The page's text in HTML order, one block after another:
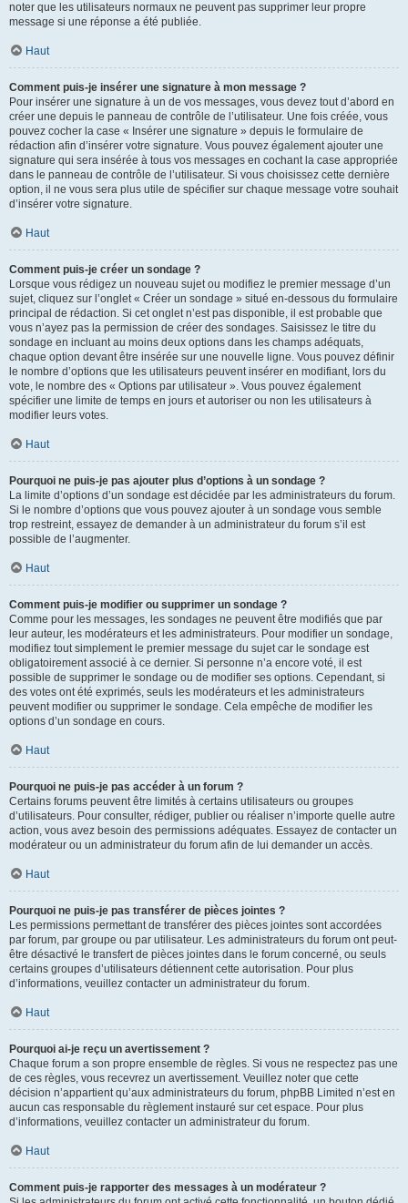
noter que les utilisateurs normaux ne peuvent pas supprimer leur propre
message si une réponse a été publiée.
Haut
Comment puis-je insérer une signature à mon message ?
Pour insérer une signature à un de vos messages, vous devez tout d’abord en
créer une depuis le panneau de contrôle de l’utilisateur. Une fois créée, vous
pouvez cocher la case « Insérer une signature » depuis le formulaire de
rédaction afin d’insérer votre signature. Vous pouvez également ajouter une
signature qui sera insérée à tous vos messages en cochant la case appropriée
dans le panneau de contrôle de l’utilisateur. Si vous choisissez cette dernière
option, il ne vous sera plus utile de spécifier sur chaque message votre souhait
d’insérer votre signature.
Haut
Comment puis-je créer un sondage ?
Lorsque vous rédigez un nouveau sujet ou modifiez le premier message d’un
sujet, cliquez sur l’onglet « Créer un sondage » situé en-dessous du formulaire
principal de rédaction. Si cet onglet n’est pas disponible, il est probable que
vous n’ayez pas la permission de créer des sondages. Saisissez le titre du
sondage en incluant au moins deux options dans les champs adéquats,
chaque option devant être insérée sur une nouvelle ligne. Vous pouvez définir
le nombre d’options que les utilisateurs peuvent insérer en modifiant, lors du
vote, le nombre des « Options par utilisateur ». Vous pouvez également
spécifier une limite de temps en jours et autoriser ou non les utilisateurs à
modifier leurs votes.
Haut
Pourquoi ne puis-je pas ajouter plus d’options à un sondage ?
La limite d’options d’un sondage est décidée par les administrateurs du forum.
Si le nombre d’options que vous pouvez ajouter à un sondage vous semble
trop restreint, essayez de demander à un administrateur du forum s’il est
possible de l’augmenter.
Haut
Comment puis-je modifier ou supprimer un sondage ?
Comme pour les messages, les sondages ne peuvent être modifiés que par
leur auteur, les modérateurs et les administrateurs. Pour modifier un sondage,
modifiez tout simplement le premier message du sujet car le sondage est
obligatoirement associé à ce dernier. Si personne n’a encore voté, il est
possible de supprimer le sondage ou de modifier ses options. Cependant, si
des votes ont été exprimés, seuls les modérateurs et les administrateurs
peuvent modifier ou supprimer le sondage. Cela empêche de modifier les
options d’un sondage en cours.
Haut
Pourquoi ne puis-je pas accéder à un forum ?
Certains forums peuvent être limités à certains utilisateurs ou groupes
d’utilisateurs. Pour consulter, rédiger, publier ou réaliser n’importe quelle autre
action, vous avez besoin des permissions adéquates. Essayez de contacter un
modérateur ou un administrateur du forum afin de lui demander un accès.
Haut
Pourquoi ne puis-je pas transférer de pièces jointes ?
Les permissions permettant de transférer des pièces jointes sont accordées
par forum, par groupe ou par utilisateur. Les administrateurs du forum ont peut-
être désactivé le transfert de pièces jointes dans le forum concerné, ou seuls
certains groupes d’utilisateurs détiennent cette autorisation. Pour plus
d’informations, veuillez contacter un administrateur du forum.
Haut
Pourquoi ai-je reçu un avertissement ?
Chaque forum a son propre ensemble de règles. Si vous ne respectez pas une
de ces règles, vous recevrez un avertissement. Veuillez noter que cette
décision n’appartient qu’aux administrateurs du forum, phpBB Limited n’est en
aucun cas responsable du règlement instauré sur cet espace. Pour plus
d’informations, veuillez contacter un administrateur du forum.
Haut
Comment puis-je rapporter des messages à un modérateur ?